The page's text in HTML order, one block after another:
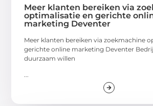
Meer klanten bereiken via
optimalisatie en gerichte
marketing Deventer
Meer klanten bereiken via zoekmachine
gerichte online marketing Deventer
duurzaam willen
...